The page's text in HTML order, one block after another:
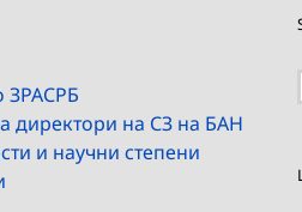
ЗРАСРБ
директори на СЗ на БАН
и научни степени